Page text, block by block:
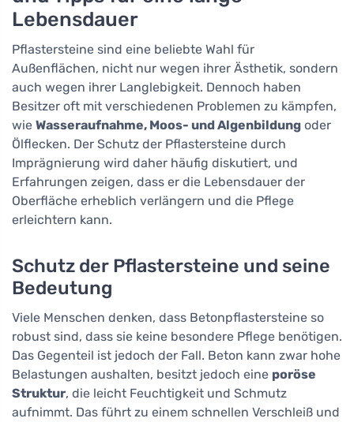
Lebensdauer
Pflastersteine sind eine beliebte Wahl für
Außenflächen, nicht nur wegen ihrer Ästhetik, sondern
auch wegen ihrer Langlebigkeit. Dennoch haben
Besitzer oft mit verschiedenen Problemen zu kämpfen,
wie Wasseraufnahme, Moos- und Algenbildung oder
Ölflecken. Der Schutz der Pflastersteine durch
Imprägnierung wird daher häufig diskutiert, und
Erfahrungen zeigen, dass er die Lebensdauer der
Oberfläche erheblich verlängern und die Pflege
erleichtern kann.
Schutz der Pflastersteine und seine
Bedeutung
Viele Menschen denken, dass Betonpflastersteine so
robust sind, dass sie keine besondere Pflege benötigen.
Das Gegenteil ist jedoch der Fall. Beton kann zwar hohe
Belastungen aushalten, besitzt jedoch eine poröse
Struktur, die leicht Feuchtigkeit und Schmutz
aufnimmt. Das führt zu einem schnellen Verschleiß und